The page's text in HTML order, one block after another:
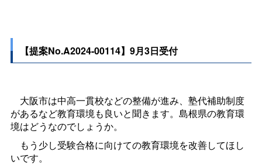
【提案No.A2024-00114】9月3日受付
大阪市は中高一貫校などの整備が進み、塾代補助制度
があるなど教育環境も良いと聞きます。島根県の教育環
境はどうなのでしょうか。
もう少し受験合格に向けての教育環境を改善してほし
いです。